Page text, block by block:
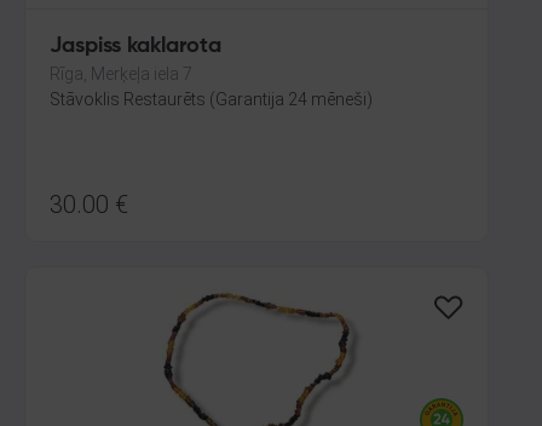
Jaspiss kaklarota
Rīga, Merķeļa iela 7
Stāvoklis Restaurēts (Garantija 24 mēneši)
30.00 €